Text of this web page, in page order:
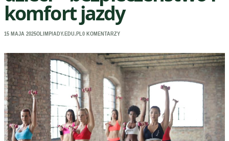
komfort jazdy
15 MAJA 2025OLIMPIADY.EDU.PL 0 KOMENTARZY